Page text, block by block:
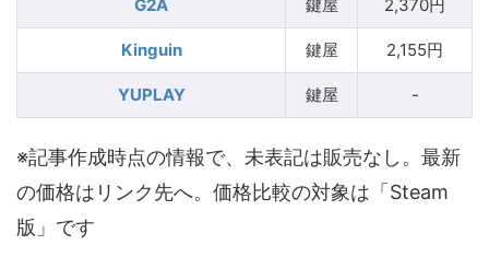
G2A 鍵屋 2,370円
Kinguin 鍵屋 2,155円
YUPLAY 鍵屋 -
※記事作成時点の情報で、未表記は販売なし。最新
の価格はリンク先へ。価格比較の対象は「Steam
版」です